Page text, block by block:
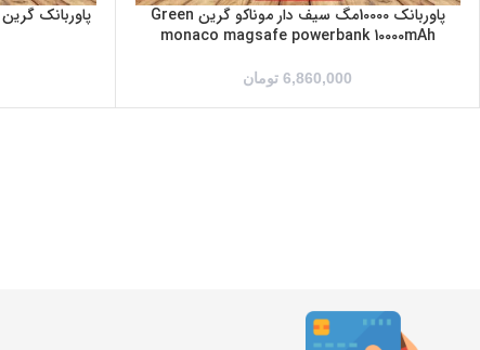
پاوربانک 10000مگ سیف دار موناکو گرین Green
monaco magsafe powerbank 10000mAh
6,860,000 تومان